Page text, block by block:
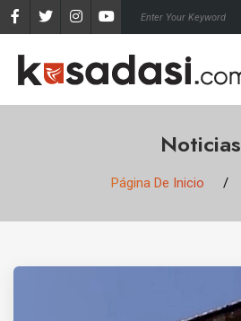
Noticias
Página De Inicio